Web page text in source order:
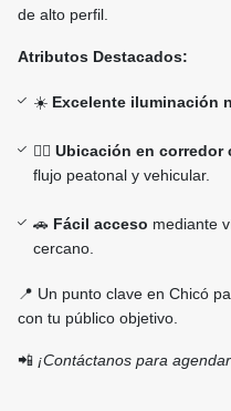
de alto perfil.
Atributos Destacados:
☀️ Excelente iluminación
🚶‍♂️ Ubicación en corredor
flujo peatonal y vehicular.
🚗 Fácil acceso mediante
cercano.
📍 Un punto clave en Chicó
con tu público objetivo.
📲 ¡Contáctanos para